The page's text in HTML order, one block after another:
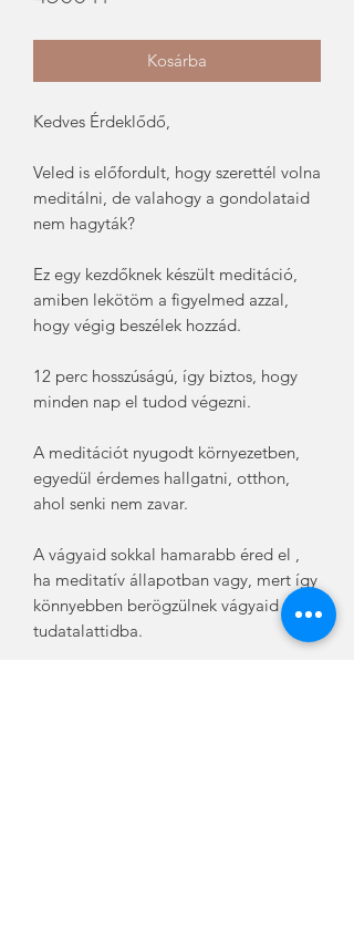
Kosárba
Kedves Érdeklődő,
Veled is előfordult, hogy szerettél volna
meditálni, de valahogy a gondolataid
nem hagyták?
Ez egy kezdőknek készült meditáció,
amiben lekötöm a figyelmed azzal,
hogy végig beszélek hozzád.
12 perc hosszúságú, így biztos, hogy
minden nap el tudod végezni.
A meditációt nyugodt környezetben,
egyedül érdemes hallgatni, otthon,
ahol senki nem zavar.
A vágyaid sokkal hamarabb éred el ,
ha meditatív állapotban vagy, mert így
könnyebben berögzülnek vágyaid a
tudatalattidba.